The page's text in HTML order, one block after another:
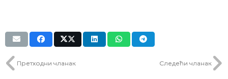
Претходни чланак Следећи чланак